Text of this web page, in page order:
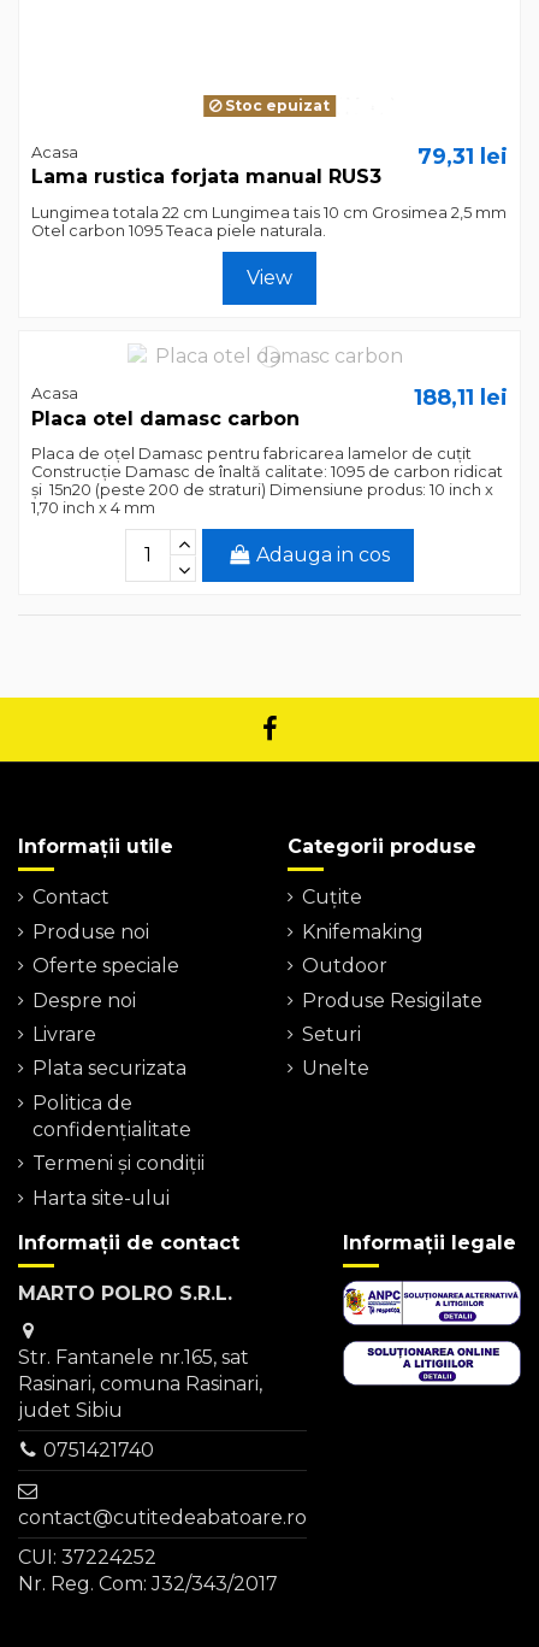
Stoc epuizat
Acasa
Lama rustica forjata manual RUS3
79,31 lei
Lungimea totala 22 cm Lungimea tais 10 cm Grosimea 2,5 mm
Otel carbon 1095 Teaca piele naturala.
View
Acasa
Placa otel damasc carbon
188,11 lei
Placa de oțel Damasc pentru fabricarea lamelor de cuțit
Construcție Damasc de înaltă calitate: 1095 de carbon ridicat
și 15n20 (peste 200 de straturi) Dimensiune produs: 10 inch x
1,70 inch x 4 mm
Adauga in cos
Informații utile
Contact
Produse noi
Oferte speciale
Despre noi
Livrare
Plata securizata
Politica de
confidențialitate
Termeni şi condiţii
Harta site-ului
Categorii produse
Cuțite
Knifemaking
Outdoor
Produse Resigilate
Seturi
Unelte
Informații de contact
MARTO POLRO S.R.L.
Str. Fantanele nr.165, sat
Rasinari, comuna Rasinari,
judet Sibiu
0751421740
contact@cutitedeabatoare.ro
CUI: 37224252
Nr. Reg. Com: J32/343/2017
Informații legale